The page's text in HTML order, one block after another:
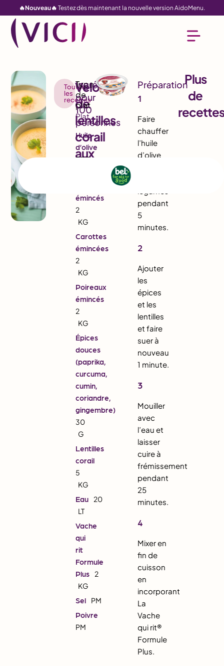
🔥Nouveau🔥 Testez dès maintenant la nouvelle version AidoMenu.
Toutes
les
recettes
Velouté
de
lentilles
corail
aux
épices
douces
Plat
Huile
d’olive
500
émincés
2
KG
Carottes
émincées
2
KG
Poireaux
émincés
2
KG
Épices
douces
(paprika,
curcuma,
cumin,
coriandre,
gingembre)
30
G
Lentilles
corail
5
KG
Eau
20
LT
Vache
qui
rit
Formule
Plus
2
KG
Sel
PM
Poivre
PM
1
Faire
chauffer
l’huile
d’olive
pendant
5
minutes.
2
Ajouter
les
épices
et les
lentilles
et faire
suer à
nouveau
1 minute.
3
Mouiller
avec
l’eau et
laisser
cuire à
frémissement
pendant
25
minutes.
4
Mixer en
fin de
cuisson
en
incorporant
La
Vache
qui rit®
Formule
Plus.
Plus
de
recettes